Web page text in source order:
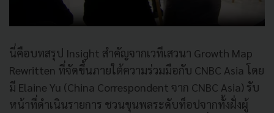
นี่คือบทสรุป Insight สำคัญจากเวทีเสวนา Growth Map
Rewritten ที่จัดขึ้นภายใต้ความร่วมมือกับ CNBC Asia โดย
มี Elaine Yu (China Correspondent จาก CNBC Asia) รับ
หน้าที่ดำเนินรายการ ชวนขุนพลระดับท็อปจากทั้งฝั่งผู้